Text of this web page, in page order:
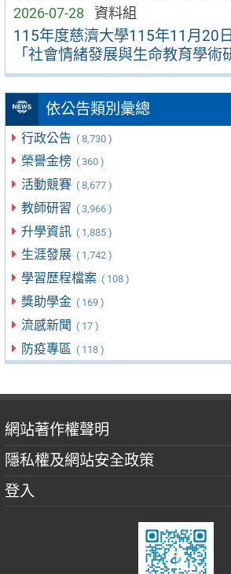
2026-07-28 資料組
115年度慈濟大學115年11月20
「社會情緒發展與生命教育學術
依公告類別彙總
行政公告 ( 8,730 )
榮譽金榜 ( 360 )
活動競賽 ( 8,677 )
教師研習 ( 3,966 )
升學資訊 ( 1,885 )
生涯發展 ( 1,742 )
學習歷程檔案 ( 108 )
獎助學金 ( 169 )
流感新聞 ( 17 )
防疫專區 ( 118 )
網站著作權聲明
隱私權及網站安全政策
登入